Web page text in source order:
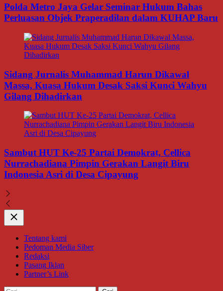
Polda Metro Jaya Gelar Seminar Hukum Bahas
Perluasan Objek Praperadilan dalam KUHAP Baru
Sidang Jurnalis Muhammad Harun Dikawal
Massa, Kuasa Hukum Desak Saksi Kunci Wahyu
Gilang Dihadirkan
Sambut HUT Ke-25 Partai Demokrat, Cellica
Nurrachadiana Pimpin Gerakan Langit Biru
Indonesia Asri di Desa Cipayung
Close
Tentang kami
Pedoman Media Siber
Redaksi
Pasang Iklan
Partner’s Link